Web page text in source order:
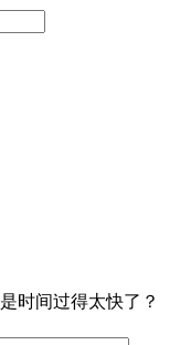
时间过得太快了？